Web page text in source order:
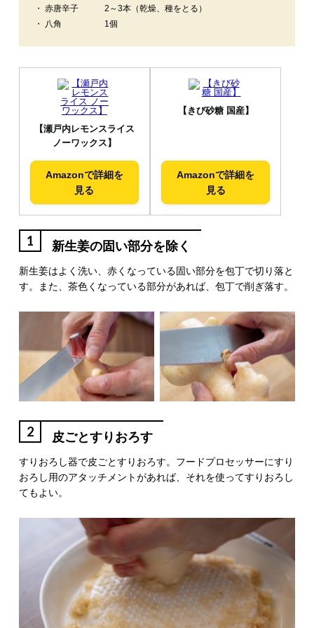
・ 赤唐辛子
2～3本（乾燥、種をとる）
・ 八角
1個
【瀬戸内レモンスライス
ノーワックス】
Amazonで詳細を
見る
【きび砂糖 国産】
Amazonで詳細を
見る
1 新生姜の固い部分を除く
新生姜はよく洗い、赤くなっている固い部分を包丁で切り落と
す。また、茶色くなっている部分があれば、包丁で削ぎ落す。
2 皮ごとすりおろす
すりおろし器で皮ごとすりおろす。フードプロセッサーにすり
おろし用のアタッチメントがあれば、それを使ってすりおろし
てもよい。